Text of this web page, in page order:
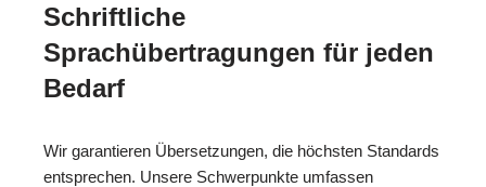
Schriftliche
Sprachübertragungen für jeden
Bedarf
Wir garantieren Übersetzungen, die höchsten Standards
entsprechen. Unsere Schwerpunkte umfassen